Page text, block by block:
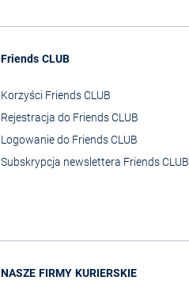
Friends CLUB
Korzyści Friends CLUB
Rejestracja do Friends CLUB
Logowanie do Friends CLUB
Subskrypcja newslettera Friends CLUB
NASZE FIRMY KURIERSKIE